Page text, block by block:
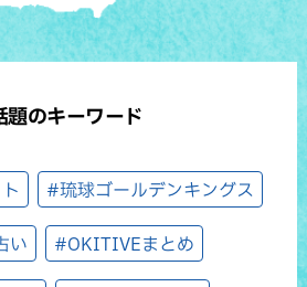
題のキーワード
#琉球ゴールデンキングス
い #OKITIVEまとめ